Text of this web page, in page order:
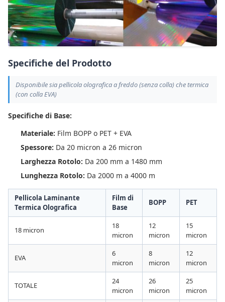
Specifiche del Prodotto
Disponibile sia pellicola olografica a freddo (senza colla) che termica
(con colla EVA)
Specifiche di Base:
Materiale: Film BOPP o PET + EVA
Spessore: Da 20 micron a 26 micron
Larghezza Rotolo: Da 200 mm a 1480 mm
Lunghezza Rotolo: Da 2000 m a 4000 m
Pellicola Laminante
Termica Olografica
Film di
Base
BOPP PET
18 micron
18
micron
12
micron
15
micron
EVA
6
micron
8
micron
12
micron
TOTALE
24
micron
26
micron
25
micron